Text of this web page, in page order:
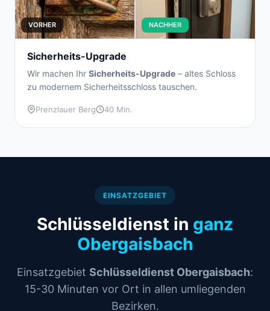
VORHER NACHHER
Sicherheits-Upgrade
Wir machen Ihr Sicherheits-Upgrade – altes Schloss
zu modernem Sicherheitsschloss tauschen.
Prenzlauer Berg 40 Min.
EINSATZGEBIET
Schlüsseldienst in ganz
Obergaisbach
Einsatzgebiet Schlüsseldienst Obergaisbach:
15-30 Minuten vor Ort in allen umliegenden
Bezirken.